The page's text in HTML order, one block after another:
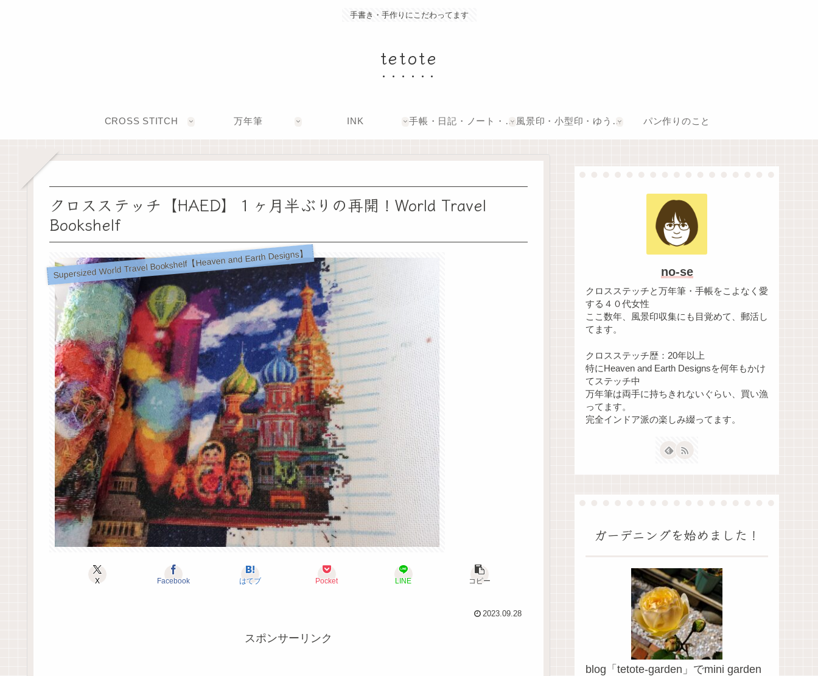
手書き・手作りにこだわってます
tetote
CROSS STITCH 万年筆 INK 手帳・日記・ノート・文具 風景印・小型印・ゆうちょスタンプ巡り パン作りのこと
クロスステッチ【HAED】１ヶ月半ぶりの再開！World Travel
Bookshelf
Supersized World Travel Bookshelf【Heaven and Earth Designs】
X Facebook はてブ Pocket LINE コピー
2023.09.28
スポンサーリンク
no-se
クロスステッチと万年筆・手帳をこよなく愛
する４０代女性
ここ数年、風景印収集にも目覚めて、郵活し
てます。
クロスステッチ歴：20年以上
特にHeaven and Earth Designsを何年もかけ
てステッチ中
万年筆は両手に持ちきれないぐらい、買い漁
ってます。
完全インドア派の楽しみ綴ってます。
ガーデニングを始めました！
blog「tetote-garden」でmini garden